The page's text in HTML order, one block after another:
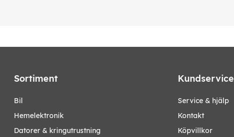
Sortiment
bil
hemelektronik
datorer & kringutrustning
Kundservice
Service & hjälp
Kontakt
Köpvillkor